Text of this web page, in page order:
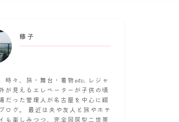
修子
時々、旅・舞台・着物𝓮𝓽𝓬. レジャ
が見えるエレベーターが子供の頃
だった管理人が名古屋を中心に綴
ログ。 最近は夫や友人と旅やホテ
も楽しみつつ、完全同居型二世帯